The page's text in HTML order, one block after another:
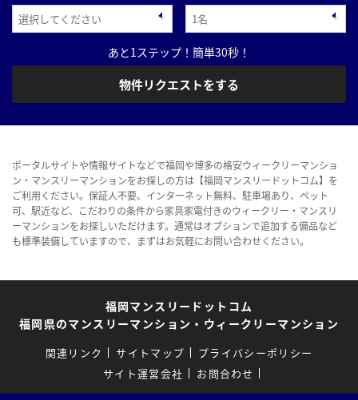
あと1ステップ！簡単30秒！
物件リクエストをする
ポータルサイトや情報サイトなどで福岡や博多の格安ウィークリーマンショ
ン・マンスリーマンションをお探しの方は【福岡マンスリードットコム】を
ご利用ください。保証人不要、インターネット無料、駐車場あり、ペット
可、駅近など、こだわりの条件から家具家電付きのウィークリー・マンスリ
ーマンションをお探しいただけます。通常はオプションで追加する備品など
も標準装備していますので、まずはお気軽にお問い合わせください。
福岡マンスリードットコム
福岡県のマンスリーマンション・ウィークリーマンション
関連リンク サイトマップ
プライバシーポリシー
サイト運営会社
お問合わせ